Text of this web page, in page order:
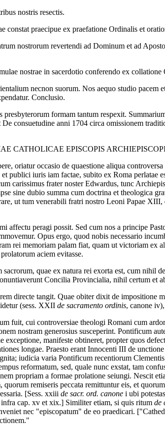
nostris resectis.
constat praecipue ex praefatione Ordinalis et
nostrorum revertendi ad Dominum et ad
nostrae in sacerdotio conferendo ex collatione
necnon suorum. Nos aequo studio pacem
Conclusio.
formam tantum respexit.
consuetudine anni 1704 circa omissionem
CATHOLICAE EPISCOPIS
oriatur occasio de quaestione aliqua
publici iuris iam factae, subito ex Roma perlatae
carissimus frater noster Edwardus, tunc
sine dubio summa cum doctrina et theologica
ut tum venerabili fratri nostro Leoni Papae
affectu peragi possit. Sed cum nos a principe
Opus ergo, quod nobis necessario
rei memoriam palam fiat, quam ut victoriam ex
aciem evitasse.
quae ex natura rei exorta est, cum nihil
Concilia Provincialia, nihil certum et
directe tangit. Quae obiter dixit de impositione
(sess. XXII de sacramento ordinis, canone
fuit, cui controversiae theologi Romani cum
nostram generosius susceperint. Pontificum
manifeste obtineret, propter quos
longae. Praesto erant Innocenti III de
iudicia varia Pontificum recentiorum
reformatum, sed, quale nunc exstat, tam
propriam a formae prolatione seiungi. Nescit
remiseris peccata remittuntur eis, et
[Sess. xxiii de sacr. ord. canone i ubi
cap. xv et xix.] Similiter etiam, si quis ritum de
nec "episcopatum" de eo praedicari.